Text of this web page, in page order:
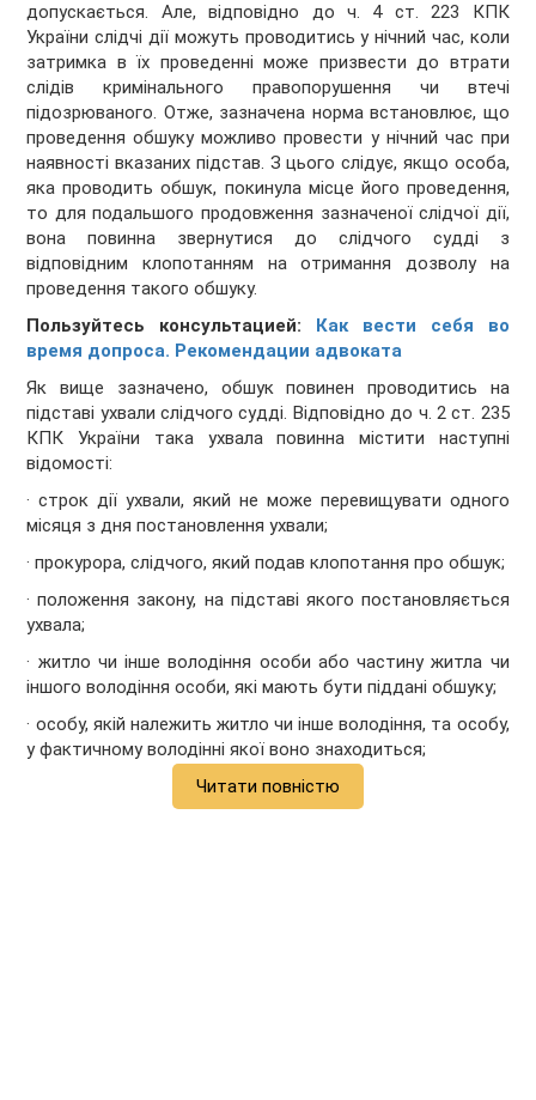
допускається. Але, відповідно до ч. 4 ст. 223 КПК
України слідчі дії можуть проводитись у нічний час, коли
затримка в їх проведенні може призвести до втрати
слідів кримінального правопорушення чи втечі
підозрюваного. Отже, зазначена норма встановлює, що
проведення обшуку можливо провести у нічний час при
наявності вказаних підстав. З цього слідує, якщо особа,
яка проводить обшук, покинула місце його проведення,
то для подальшого продовження зазначеної слідчої дії,
вона повинна звернутися до слідчого судді з
відповідним клопотанням на отримання дозволу на
проведення такого обшуку.
Пользуйтесь консультацией: Как вести себя во
время допроса. Рекомендации адвоката
Як вище зазначено, обшук повинен проводитись на
підставі ухвали слідчого судді. Відповідно до ч. 2 ст. 235
КПК України така ухвала повинна містити наступні
відомості:
· строк дії ухвали, який не може перевищувати одного
місяця з дня постановлення ухвали;
· прокурора, слідчого, який подав клопотання про обшук;
· положення закону, на підставі якого постановляється
ухвала;
· житло чи інше володіння особи або частину житла чи
іншого володіння особи, які мають бути піддані обшуку;
· особу, якій належить житло чи інше володіння, та особу,
у фактичному володінні якої воно знаходиться;
Читати повністю